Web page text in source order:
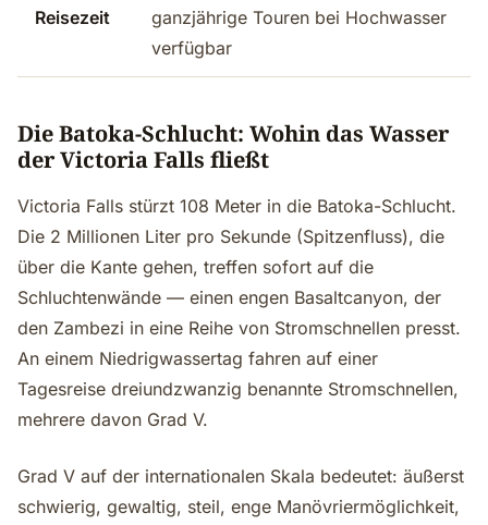
Reisezeit
ganzjährige Touren bei Hochwasser
verfügbar
Die Batoka-Schlucht: Wohin das Wasser
der Victoria Falls fließt
Victoria Falls stürzt 108 Meter in die Batoka-Schlucht.
Die 2 Millionen Liter pro Sekunde (Spitzenfluss), die
über die Kante gehen, treffen sofort auf die
Schluchtenwände — einen engen Basaltcanyon, der
den Zambezi in eine Reihe von Stromschnellen presst.
An einem Niedrigwassertag fahren auf einer
Tagesreise dreiundzwanzig benannte Stromschnellen,
mehrere davon Grad V.
Grad V auf der internationalen Skala bedeutet: äußerst
schwierig, gewaltig, steil, enge Manövriermöglichkeit,